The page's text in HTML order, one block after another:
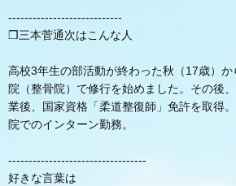
----------------------------
❒三本菅通次はこんな人
高校3年生の部活動が終わった秋（17歳）
院（整骨院）で修行を始めました。その後
業後、国家資格「柔道整復師」免許を取得
院でのインターン勤務。
----------------------------------
好きな言葉は